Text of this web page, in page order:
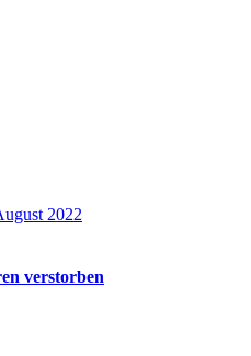
2022
verstorben